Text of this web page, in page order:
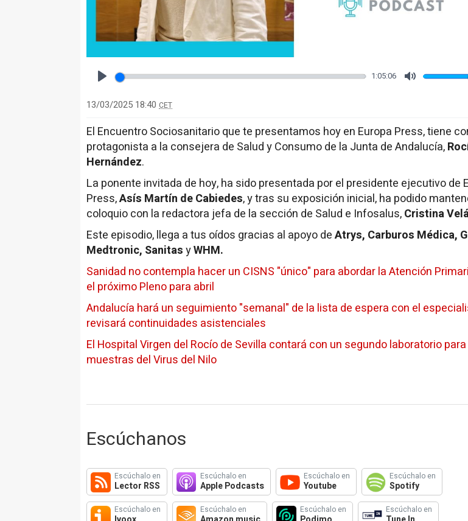
1:05:06
13/03/2025 18:40 CET
El Encuentro Sociosanitario que te presentamos hoy en Europa Press, tiene
protagonista a la consejera de Salud y Consumo de la Junta de Andalucía,
Hernández.
La ponente invitada de hoy, ha sido presentada por el presidente ejecutivo de
Press,Asís Martín de Cabiedes, y tras su exposición inicial, ha podido
coloquio con la redactora jefa de la sección de Salud e Infosalus,Cristina
Este episodio, llega a tus oídos gracias al apoyo deAtrys, Carburos Médica,
Medtronic, SanitasyWHM.
Sanidad no contempla hacer un CISNS "único" para abordar la Atención
el próximo Pleno para abril
Andalucía hará un seguimiento "semanal" de la lista de espera con el
revisará continuidades asistenciales
El Hospital Virgen del Rocío de Sevilla contará con un segundo laboratorio
muestras del Virus del Nilo
Escúchanos
Escúchalo en
Lector RSS
Escúchalo en
Apple Podcasts
Escúchalo en
Youtube
Escúchalo en
Spotify
Escúchalo en Escúchalo en Escúchalo en Escúchalo en